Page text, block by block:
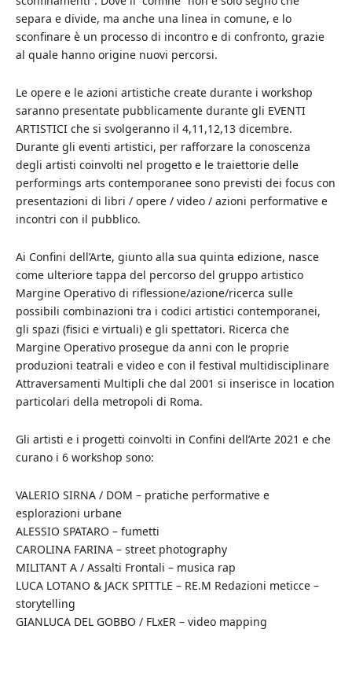
separa e divide, ma anche una linea in comune, e lo
sconfinare è un processo di incontro e di confronto, grazie
al quale hanno origine nuovi percorsi.
Le opere e le azioni artistiche create durante i workshop
saranno presentate pubblicamente durante gli EVENTI
ARTISTICI che si svolgeranno il 4,11,12,13 dicembre.
Durante gli eventi artistici, per rafforzare la conoscenza
degli artisti coinvolti nel progetto e le traiettorie delle
performings arts contemporanee sono previsti dei focus con
presentazioni di libri / opere / video / azioni performative e
incontri con il pubblico.
Ai Confini dell’Arte, giunto alla sua quinta edizione, nasce
come ulteriore tappa del percorso del gruppo artistico
Margine Operativo di riflessione/azione/ricerca sulle
possibili combinazioni tra i codici artistici contemporanei,
gli spazi (fisici e virtuali) e gli spettatori. Ricerca che
Margine Operativo prosegue da anni con le proprie
produzioni teatrali e video e con il festival multidisciplinare
Attraversamenti Multipli che dal 2001 si inserisce in location
particolari della metropoli di Roma.
Gli artisti e i progetti coinvolti in Confini dell’Arte 2021 e che
curano i 6 workshop sono:
VALERIO SIRNA / DOM – pratiche performative e
esplorazioni urbane
ALESSIO SPATARO – fumetti
CAROLINA FARINA – street photography
MILITANT A / Assalti Frontali – musica rap
LUCA LOTANO & JACK SPITTLE – RE.M Redazioni meticce –
storytelling
GIANLUCA DEL GOBBO / FLxER – video mapping